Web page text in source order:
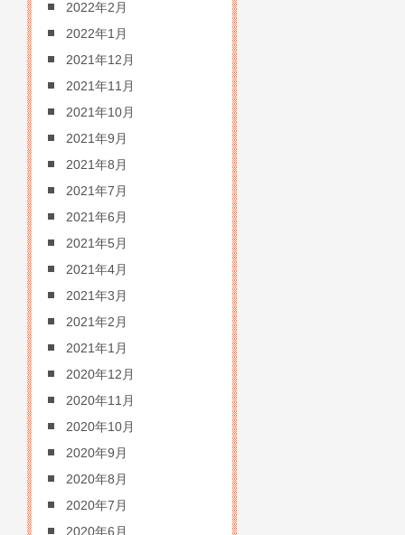
2022年2月
2022年1月
2021年12月
2021年11月
2021年10月
2021年9月
2021年8月
2021年7月
2021年6月
2021年5月
2021年4月
2021年3月
2021年2月
2021年1月
2020年12月
2020年11月
2020年10月
2020年9月
2020年8月
2020年7月
2020年6月